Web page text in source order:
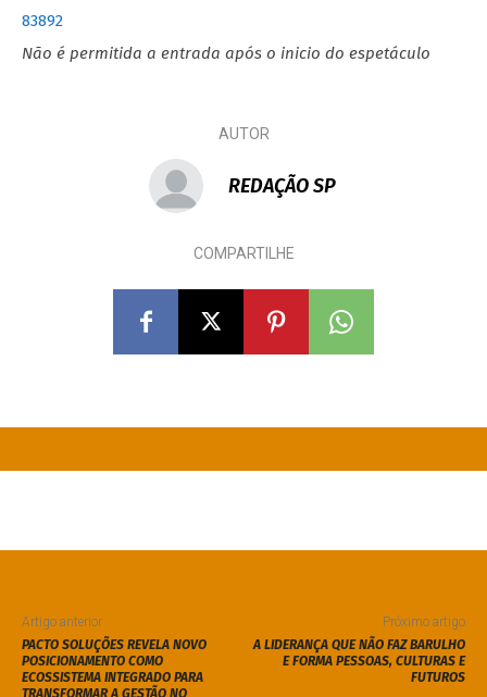
83892
Não é permitida a entrada após o inicio do espetáculo
AUTOR
REDAÇÃO SP
COMPARTILHE
Artigo anterior
PACTO SOLUÇÕES REVELA NOVO
POSICIONAMENTO COMO
ECOSSISTEMA INTEGRADO PARA
TRANSFORMAR A GESTÃO NO
Próximo artigo
A LIDERANÇA QUE NÃO FAZ BARULHO
E FORMA PESSOAS, CULTURAS E
FUTUROS